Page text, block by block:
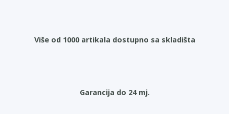
Više od 1000 artikala dostupno sa skladišta
Garancija do 24 mj.